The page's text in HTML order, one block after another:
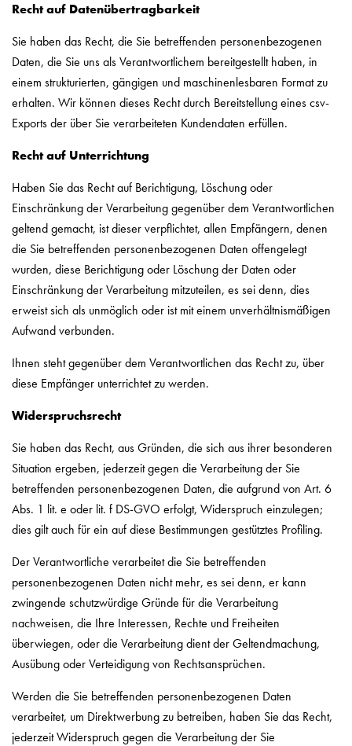
Recht auf Datenübertragbarkeit
Sie haben das Recht, die Sie betreffenden personenbezogenen
Daten, die Sie uns als Verantwortlichem bereitgestellt haben, in
einem strukturierten, gängigen und maschinenlesbaren Format zu
erhalten. Wir können dieses Recht durch Bereitstellung eines csv-
Exports der über Sie verarbeiteten Kundendaten erfüllen.
Recht auf Unterrichtung
Haben Sie das Recht auf Berichtigung, Löschung oder
Einschränkung der Verarbeitung gegenüber dem Verantwortlichen
geltend gemacht, ist dieser verpflichtet, allen Empfängern, denen
die Sie betreffenden personenbezogenen Daten offengelegt
wurden, diese Berichtigung oder Löschung der Daten oder
Einschränkung der Verarbeitung mitzuteilen, es sei denn, dies
erweist sich als unmöglich oder ist mit einem unverhältnismäßigen
Aufwand verbunden.
Ihnen steht gegenüber dem Verantwortlichen das Recht zu, über
diese Empfänger unterrichtet zu werden.
Widerspruchsrecht
Sie haben das Recht, aus Gründen, die sich aus ihrer besonderen
Situation ergeben, jederzeit gegen die Verarbeitung der Sie
betreffenden personenbezogenen Daten, die aufgrund von Art. 6
Abs. 1 lit. e oder lit. f DS-GVO erfolgt, Widerspruch einzulegen;
dies gilt auch für ein auf diese Bestimmungen gestütztes Profiling.
Der Verantwortliche verarbeitet die Sie betreffenden
personenbezogenen Daten nicht mehr, es sei denn, er kann
zwingende schutzwürdige Gründe für die Verarbeitung
nachweisen, die Ihre Interessen, Rechte und Freiheiten
überwiegen, oder die Verarbeitung dient der Geltendmachung,
Ausübung oder Verteidigung von Rechtsansprüchen.
Werden die Sie betreffenden personenbezogenen Daten
verarbeitet, um Direktwerbung zu betreiben, haben Sie das Recht,
jederzeit Widerspruch gegen die Verarbeitung der Sie